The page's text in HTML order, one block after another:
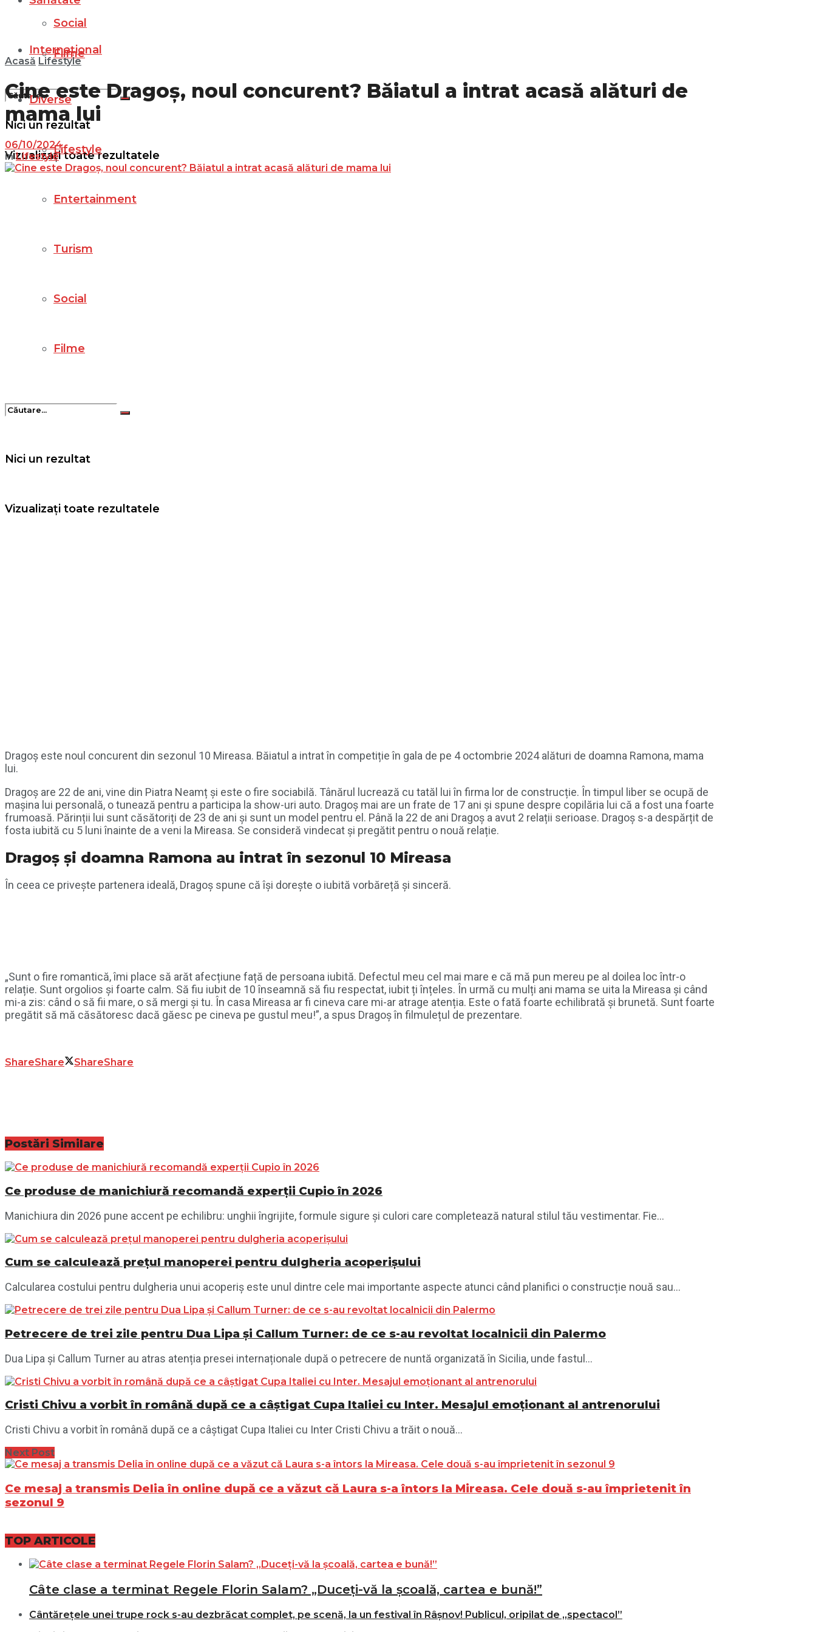
Social
Filme
Nici un rezultat
Vizualizați toate rezultatele
Internațional
Diverse
Lifestyle
Entertainment
Turism
Social
Filme
Nici un rezultat
Vizualizați toate rezultatele
Acasă Lifestyle
Cine este Dragoș, noul concurent? Băiatul a intrat acasă alături de
mama lui
06/10/2024
in Lifestyle
Dragoș este noul concurent din sezonul 10 Mireasa. Băiatul a intrat în competiție în gala de pe 4 octombrie 2024 alături de doamna Ramona, mama
lui.
Dragoș are 22 de ani, vine din Piatra Neamț și este o fire sociabilă. Tânărul lucrează cu tatăl lui în firma lor de construcție. În timpul liber se ocupă de
mașina lui personală, o tunează pentru a participa la show-uri auto. Dragoș mai are un frate de 17 ani și spune despre copilăria lui că a fost una foarte
frumoasă. Părinții lui sunt căsătoriți de 23 de ani și sunt un model pentru el. Până la 22 de ani Dragoș a avut 2 relații serioase. Dragoș s-a despărțit de
fosta iubită cu 5 luni înainte de a veni la Mireasa. Se consideră vindecat și pregătit pentru o nouă relație.
Dragoș și doamna Ramona au intrat în sezonul 10 Mireasa
În ceea ce privește partenera ideală, Dragoș spune că își dorește o iubită vorbăreță și sinceră.
„Sunt o fire romantică, îmi place să arăt afecțiune față de persoana iubită. Defectul meu cel mai mare e că mă pun mereu pe al doilea loc într-o
relație. Sunt orgolios și foarte calm. Să fiu iubit de 10 înseamnă să fiu respectat, iubit ți înțeles. În urmă cu mulți ani mama se uita la Mireasa și când
mi-a zis: când o să fii mare, o să mergi și tu. În casa Mireasa ar fi cineva care mi-ar atrage atenția. Este o fată foarte echilibrată și brunetă. Sunt foarte
pregătit să mă căsătoresc dacă găesc pe cineva pe gustul meu!”, a spus Dragoș în filmulețul de prezentare.
ShareShare ShareShare
Postări Similare
Ce produse de manichiură recomandă experții Cupio în 2026
Manichiura din 2026 pune accent pe echilibru: unghii îngrijite, formule sigure și culori care completează natural stilul tău vestimentar. Fie...
Cum se calculează prețul manoperei pentru dulgheria acoperișului
Calcularea costului pentru dulgheria unui acoperiș este unul dintre cele mai importante aspecte atunci când planifici o construcție nouă sau...
Petrecere de trei zile pentru Dua Lipa și Callum Turner: de ce s-au revoltat localnicii din Palermo
Dua Lipa și Callum Turner au atras atenția presei internaționale după o petrecere de nuntă organizată în Sicilia, unde fastul...
Cristi Chivu a vorbit în română după ce a câștigat Cupa Italiei cu Inter. Mesajul emoționant al antrenorului
Cristi Chivu a vorbit în română după ce a câștigat Cupa Italiei cu Inter Cristi Chivu a trăit o nouă...
Next Post
Ce mesaj a transmis Delia în online după ce a văzut că Laura s-a întors la Mireasa. Cele două s-au împrietenit în
sezonul 9
TOP ARTICOLE
Câte clase a terminat Regele Florin Salam? „Duceți-vă la școală, cartea e bună!”
Cântărețele unei trupe rock s-au dezbrăcat complet, pe scenă, la un festival în Râșnov! Publicul, oripilat de „spectacol”